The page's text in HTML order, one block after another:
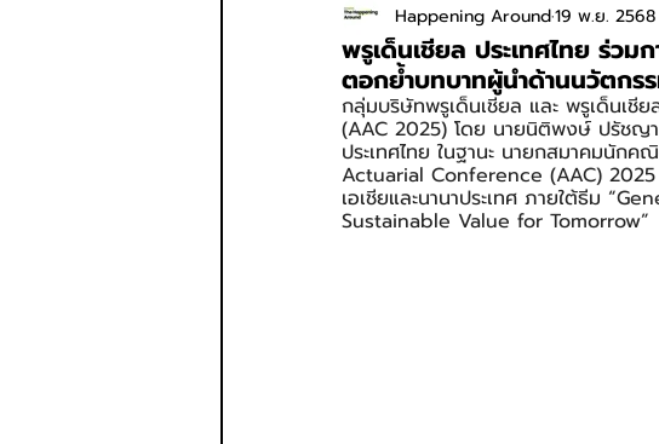
ENTERTAINMENT HEALTH
SPOTLIGHT TRY
พรูเด็นเชียล ประเทศไทย ร่ว
ตอกย้ำบทบาทผู้นำด้านนวัตกร
Happening Around19 พ.ย. 2568
กลุ่มบริษัทพรูเด็นเชียล และ พรูเด็นเชี
(AAC 2025) โดย นายนิติพงษ์ ปรัชญา
ประเทศไทย ในฐานะ นายกสมาคมนักค
Actuarial Conference (AAC)
เอเชียและนานาประเทศ ภายใต้ธีม
Sustainable Value for Tomorrow”